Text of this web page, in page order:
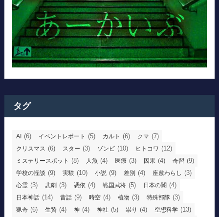
タグ
AI (6) イベントレポート (5) カルト (6) クマ (7)
クリスマス (6) スター (3) ゾンビ (10) ヒトコワ (12)
ミステリースポット (8) 人魚 (4) 医療 (3) 因果 (4) 奇習 (9)
学校の怪談 (9) 実験 (10) 小説 (9) 差別 (4) 座敷わらし (3)
心霊 (3) 悲劇 (3) 憑依 (4) 戦国武将 (5) 日本の闇 (4)
日本神話 (14) 昔話 (9) 時空 (4) 植物 (3) 特殊部隊 (3)
猟奇 (6) 生贄 (4) 神 (4) 神社 (5) 祟り (4) 空想科学 (13)